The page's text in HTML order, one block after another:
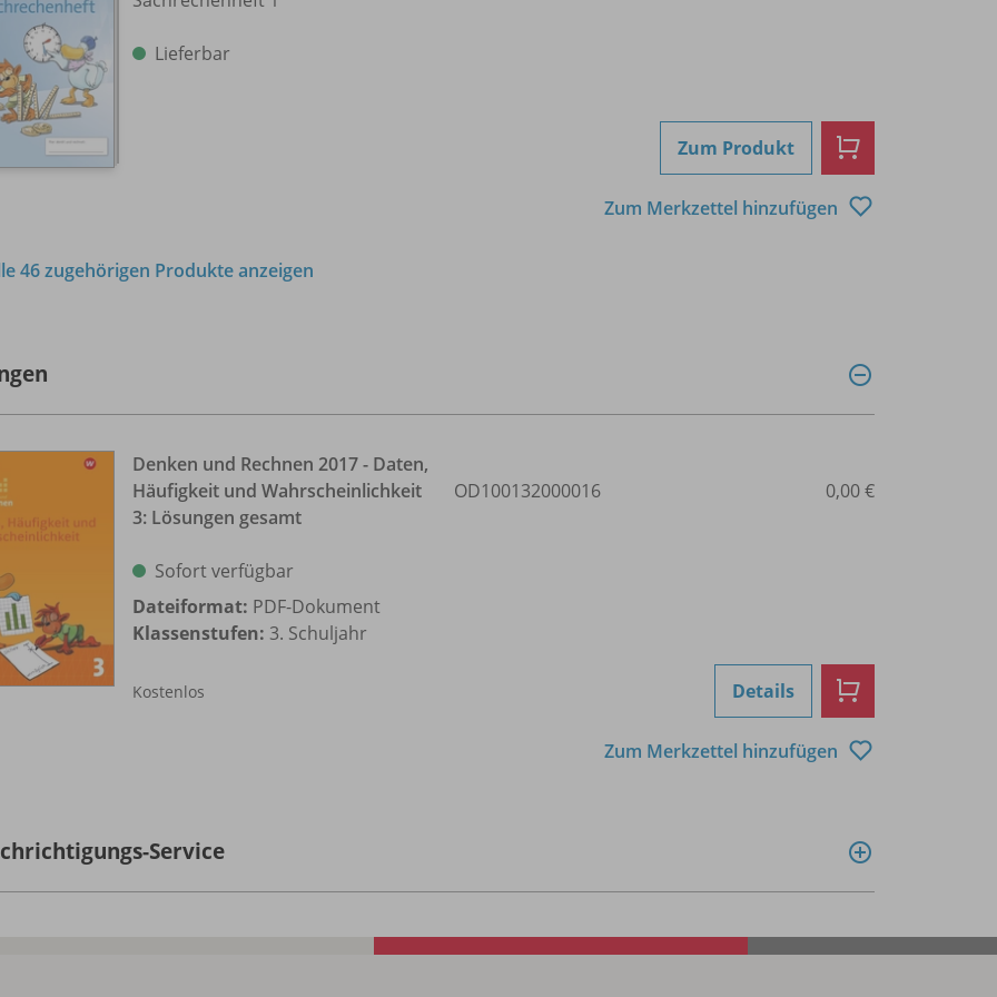
Lieferbar
Zum Produkt
Zum Merkzettel hinzufügen
46 zugehörigen Produkte anzeigen
Denken und Rechnen 2017 - Daten,
Häufigkeit und Wahrscheinlichkeit
3: Lösungen gesamt
Sofort verfügbar
Dateiformat: PDF-Dokument
Klassenstufen: 3. Schuljahr
Kostenlos
OD100132000016 0,00 €
Details
Zum Merkzettel hinzufügen
Service